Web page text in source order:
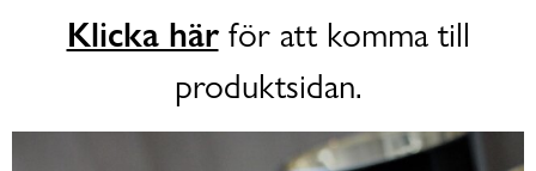
Klicka härför att komma till
produktsidan.